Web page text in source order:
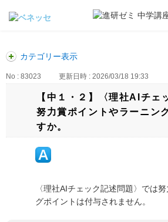
カテゴリー表示
No : 83023 更新日時 : 2026/03/18 19:33
【中１・２】〈理社AIチェ
努力賞ポイントやラーニン
すか。
〈理社AIチェック記述問題〉では
グポイントは付与されません。